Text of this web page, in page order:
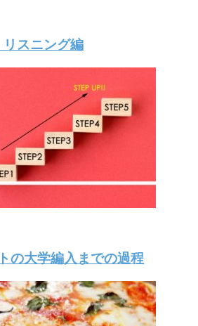
スニング編
の大学編入までの過程